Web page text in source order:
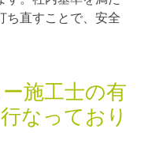
ち直すことで、安全
施工士の有
なっており